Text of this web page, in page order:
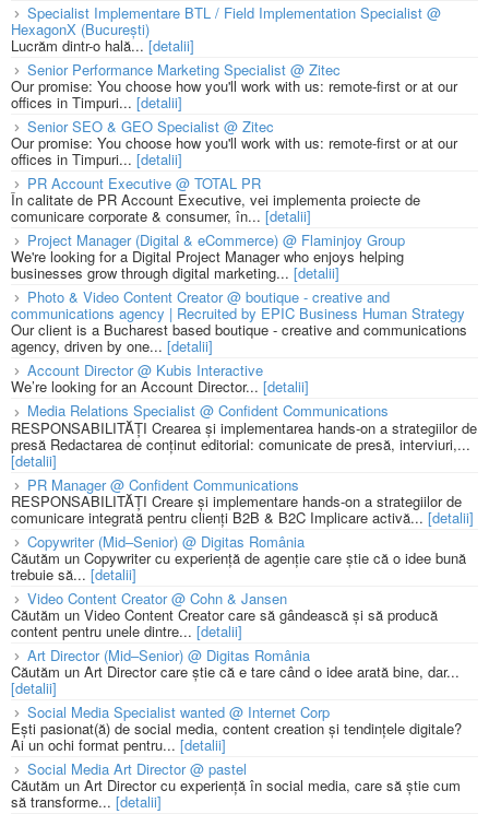
Specialist Implementare BTL / Field Implementation Specialist @
HexagonX (București)
Lucrăm dintr-o hală...[detalii]
Senior Performance Marketing Specialist @ Zitec
Our promise: You choose how you'll work with us: remote-first or at our
offices in Timpuri... [detalii]
Senior SEO & GEO Specialist @ Zitec
Our promise: You choose how you'll work with us: remote-first or at our
offices in Timpuri... [detalii]
PR Account Executive @ TOTAL PR
În calitate de PR Account Executive, vei implementa proiecte de
comunicare corporate & consumer, în... [detalii]
Project Manager (Digital & eCommerce) @ Flaminjoy Group
We're looking for a Digital Project Manager who enjoys helping
businesses grow through digital marketing... [detalii]
Photo & Video Content Creator @ boutique - creative and
communications agency | Recruited by EPIC Business Human Strategy
Our client is a Bucharest based boutique - creative and communications
agency, driven by one... [detalii]
Account Director @ Kubis Interactive
We’re looking for an Account Director... [detalii]
Media Relations Specialist @ Confident Communications
RESPONSABILITĂȚI Crearea și implementarea hands-on a strategiilor de
presă Redactarea de conținut editorial: comunicate de presă, interviuri,...
[detalii]
PR Manager @ Confident Communications
RESPONSABILITĂȚI Creare și implementare hands-on a strategiilor de
comunicare integrată pentru clienți B2B & B2C Implicare activă... [detalii]
Copywriter (Mid–Senior) @ Digitas România
Căutăm un Copywriter cu experiență de agenție care știe că o idee bună
trebuie să... [detalii]
Video Content Creator @ Cohn & Jansen
Căutăm un Video Content Creator care să gândească și să producă
content pentru unele dintre... [detalii]
Art Director (Mid–Senior) @ Digitas România
Căutăm un Art Director care știe că e tare când o idee arată bine, dar...
[detalii]
Social Media Specialist wanted @ Internet Corp
Ești pasionat(ă) de social media, content creation și tendințele digitale?
Ai un ochi format pentru... [detalii]
Social Media Art Director @ pastel
Căutăm un Art Director cu experiență în social media, care să știe cum
să transforme... [detalii]